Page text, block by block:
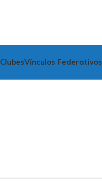
ClubesVínculos